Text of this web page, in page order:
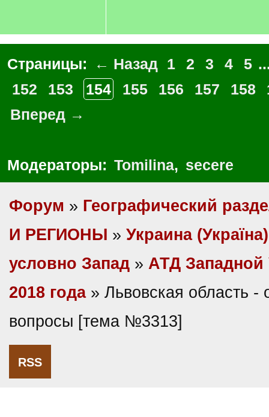
Страницы: ← Назад 1 2 3 4 5
152
153 154 155 156 157 158
Вперед →
Модераторы: Tomilina, secere
Форум » Географический
И РЕГИОНЫ » Украина (Україна)
условно Запад » АТД Западной
2018 года» Львовская область -
вопросы [тема №3313]
RSS